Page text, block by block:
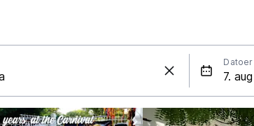
Datoer